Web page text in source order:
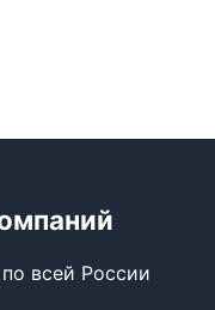
всей России